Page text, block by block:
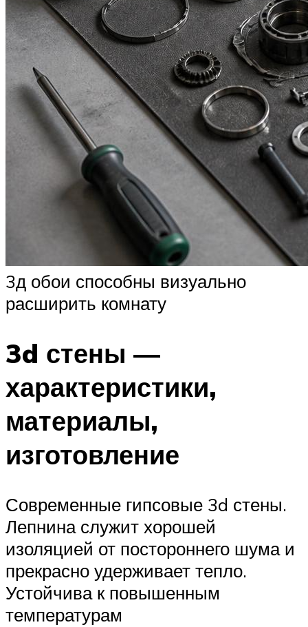
3д обои способны визуально
расширить комнату
3d стены —
характеристики,
материалы,
изготовление
Современные гипсовые 3d стены.
Лепнина служит хорошей
изоляцией от постороннего шума и
прекрасно удерживает тепло.
Устойчива к повышенным
температурам